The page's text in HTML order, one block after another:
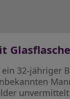
32-jähriger